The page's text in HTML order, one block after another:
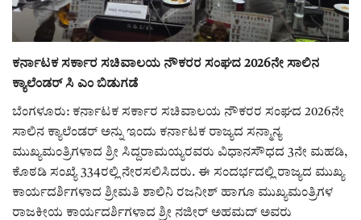
ಸುದ್ದಿ
ಪುಸ್ತಕ ಪರಿಚಯ
ಅಂಕಣ
ಸಾಧಕರ ಪರಿಚಯ
ಕರ್ನಾಟಕ ಸರ್ಕಾರ ಸಚಿವಾಲಯ ನೌಕರರ ಸಂಘದ 2026ನೇ ಸಾಲಿನ
ಕ್ಯಾಲೆಂಡರ್ ಸಿ ಎಂ ಬಿಡುಗಡೆ
ಬೆಂಗಳೂರು: ಕರ್ನಾಟಕ ಸರ್ಕಾರ ಸಚಿವಾಲಯ ನೌಕರರ ಸಂಘದ 2026ನೇ
ಸಾಲಿನ ಕ್ಯಾಲೆಂಡರ್ ಅನ್ನು ಇಂದು ಕರ್ನಾಟಕ ರಾಜ್ಯದ ಸನ್ಮಾನ್ಯ
ಮುಖ್ಯಮಂತ್ರಿಗಳಾದ ಶ್ರೀ ಸಿದ್ದರಾಮಯ್ಯರವರು ವಿಧಾನಸೌಧದ 3ನೇ ಮಹಡಿ,
ಕೊಠಡಿ ಸಂಖ್ಯೆ 334ರಲ್ಲಿ ನೇರಸಲಿಸಿದರು. ಈ ಸಂದರ್ಭದಲ್ಲಿ ರಾಜ್ಯದ ಮುಖ್ಯ
ಕಾರ್ಯದರ್ಶಿಗಳಾದ ಶ್ರೀಮತಿ ಶಾಲಿನಿ ರಜನೀಶ್ ಹಾಗೂ ಮುಖ್ಯಮಂತ್ರಿಗಳ
ರಾಜಕೀಯ ಕಾರ್ಯದರ್ಶಿಗಳಾದ ಶ್ರೀ ನಜೀರ್ ಅಹಮದ್ ಅವರು